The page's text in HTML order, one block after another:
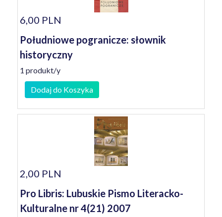
6,00 PLN
Południowe pogranicze: słownik
historyczny
1 produkt/y
Dodaj do Koszyka
2,00 PLN
Pro Libris: Lubuskie Pismo Literacko-
Kulturalne nr 4(21) 2007